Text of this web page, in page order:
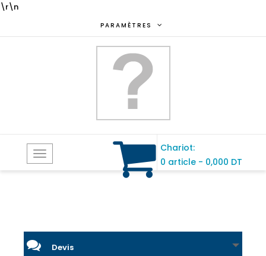
\r\n
PARAMÈTRES
Toggle
Chariot:
0 article - 0,000 DT
Devis